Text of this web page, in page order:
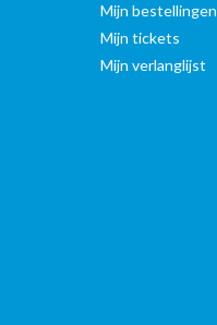
Mijn bestellingen
Mijn tickets
Mijn verlanglijst